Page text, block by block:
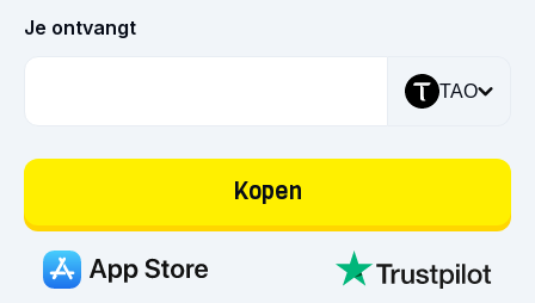
Je ontvangt
TAO
Kopen